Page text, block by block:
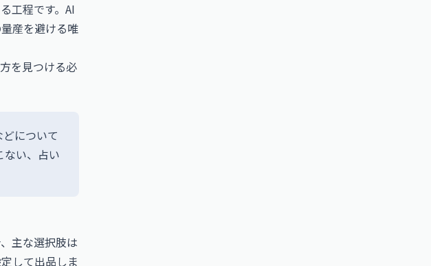
工程です。AI
産を避ける唯
を見つける必
について
ない、占い
主な選択肢は
して出品しま